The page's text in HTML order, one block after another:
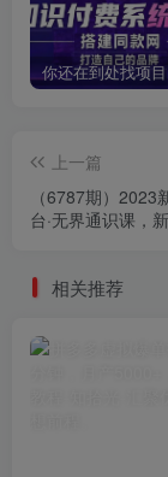
上一篇
（6787期）2023
台·无界通识课，
相关推荐